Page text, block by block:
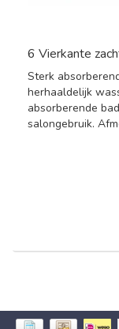
6 Vierkante
Sterk
herhaaldelijk
absorberende
salongebruik.